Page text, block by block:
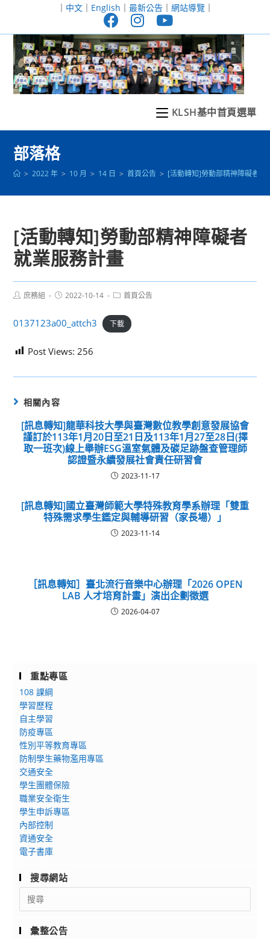
至
｜ 中文｜ English ｜ 最新公告｜ 網站導覽｜
KLSH基中首頁選單
部落格
> 2022 年 > 10 月 > 14 日 > 首頁公告 > [活動轉知]勞動部精神障礙者就
[活動轉知]勞動部精神障礙者
就業服務計畫
Post庶務組
Post2022-10-14
Post首頁公告
0137123a00_attch3 下載
Post Views: 256
相關內容
[訊息轉知]龍華科技大學與臺灣數位教學創意發展協會
謹訂於113年1月20日至21日及113年1月27至28日(擇
取一班次)線上舉辦ESG溫室氣體及碳足跡盤查管理師
認證暨永續發展社會責任研習會
2023-11-17
[訊息轉知]國立臺灣師範大學特殊教育學系辦理「雙重
特殊需求學生鑑定與輔導研習（家長場）」
2023-11-14
［訊息轉知］臺北流行音樂中心辦理「2026 OPEN
LAB 人才培育計畫」演出企劃徵選
2026-04-07
重點專區
108 課綱
學習歷程
自主學習
防疫專區
性別平等教育專區
防制學生藥物濫用專區
交通安全
學生團體保險
職業安全衛生
學生申訴專區
內部控制
資通安全
電子書庫
搜尋網站
Search
for:
彙整公告